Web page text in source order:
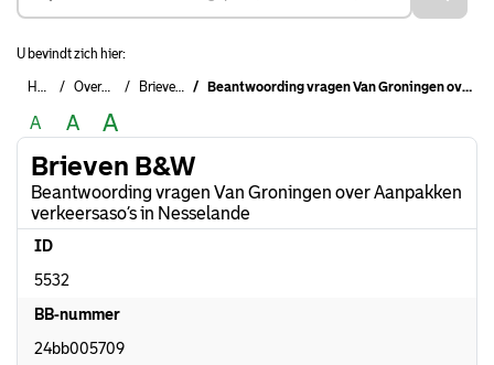
U bevindt zich hier:
Home Overzichten Brieven B&W Beantwoording vragen Van Groningen over Aanpakken verkeersaso’s in Nesselande
A A A
Brieven B&W
Beantwoording vragen Van Groningen over Aanpakken
verkeersaso’s in Nesselande
ID
5532
BB-nummer
24bb005709